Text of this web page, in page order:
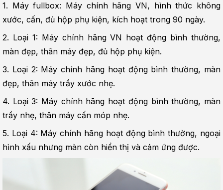
1. Máy fullbox: Máy chính hãng VN, hình thức không
xước, cấn, đủ hộp phụ kiện, kích hoạt trong 90 ngày.
2. Loại 1: Máy chính hãng VN hoạt động bình thường,
màn đẹp, thân máy đẹp, đủ hộp phụ kiện.
3. Loại 2: Máy chính hãng hoạt động bình thường, màn
đẹp, thân máy trầy xước nhẹ.
4. Loại 3: Máy chính hãng hoạt động bình thường, màn
trầy nhẹ, thân máy cấn móp nhẹ.
5. Loại 4: Máy chính hãng hoạt động bình thường, ngoại
hình xấu nhưng màn còn hiển thị và cảm ứng được.